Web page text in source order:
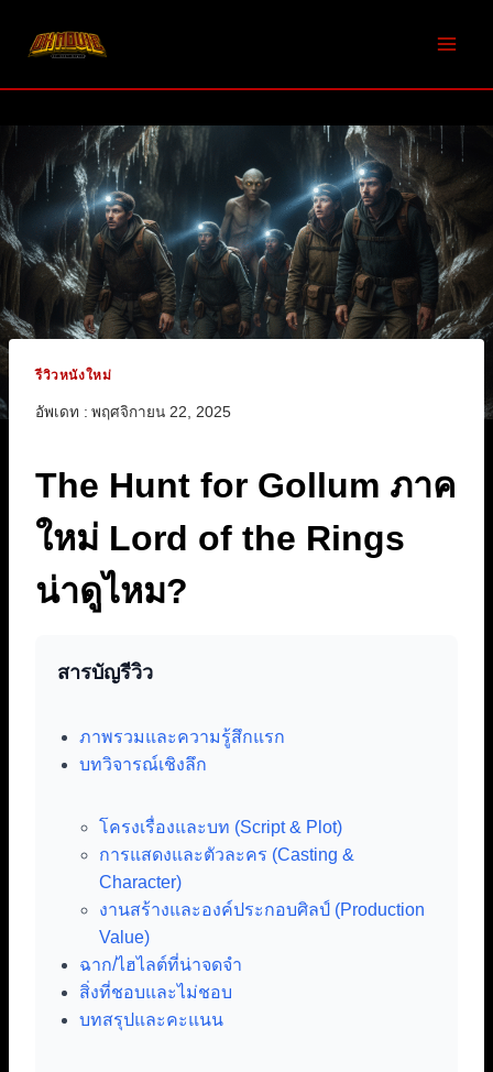
รีวิวหนังใหม่
อัพเดท : พฤศจิกายน 22, 2025
The Hunt for Gollum ภาค
ใหม่ Lord of the Rings
น่าดูไหม?
สารบัญรีวิว
ภาพรวมและความรู้สึกแรก
บทวิจารณ์เชิงลึก
โครงเรื่องและบท (Script & Plot)
การแสดงและตัวละคร (Casting &
Character)
งานสร้างและองค์ประกอบศิลป์ (Production
Value)
ฉาก/ไฮไลต์ที่น่าจดจำ
สิ่งที่ชอบและไม่ชอบ
บทสรุปและคะแนน